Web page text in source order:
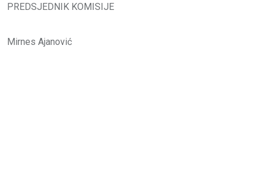
PREDSJEDNIK KOMISIJE
Mirnes Ajanović